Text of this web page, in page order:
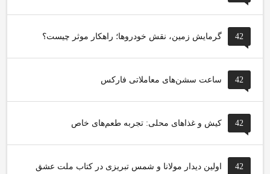
42 گرمایش زمین، نقش خودروها؛ راهکار موثر چیست؟
42 ساعت سشن‌های معاملاتی فارکس
42 کیش و غذاهای محلی: تجربه طعم‌های خاص
42 اولین دیدار مولانا و شمس تبریزی در کتاب ملت عشق